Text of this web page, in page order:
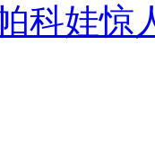
科娃惊